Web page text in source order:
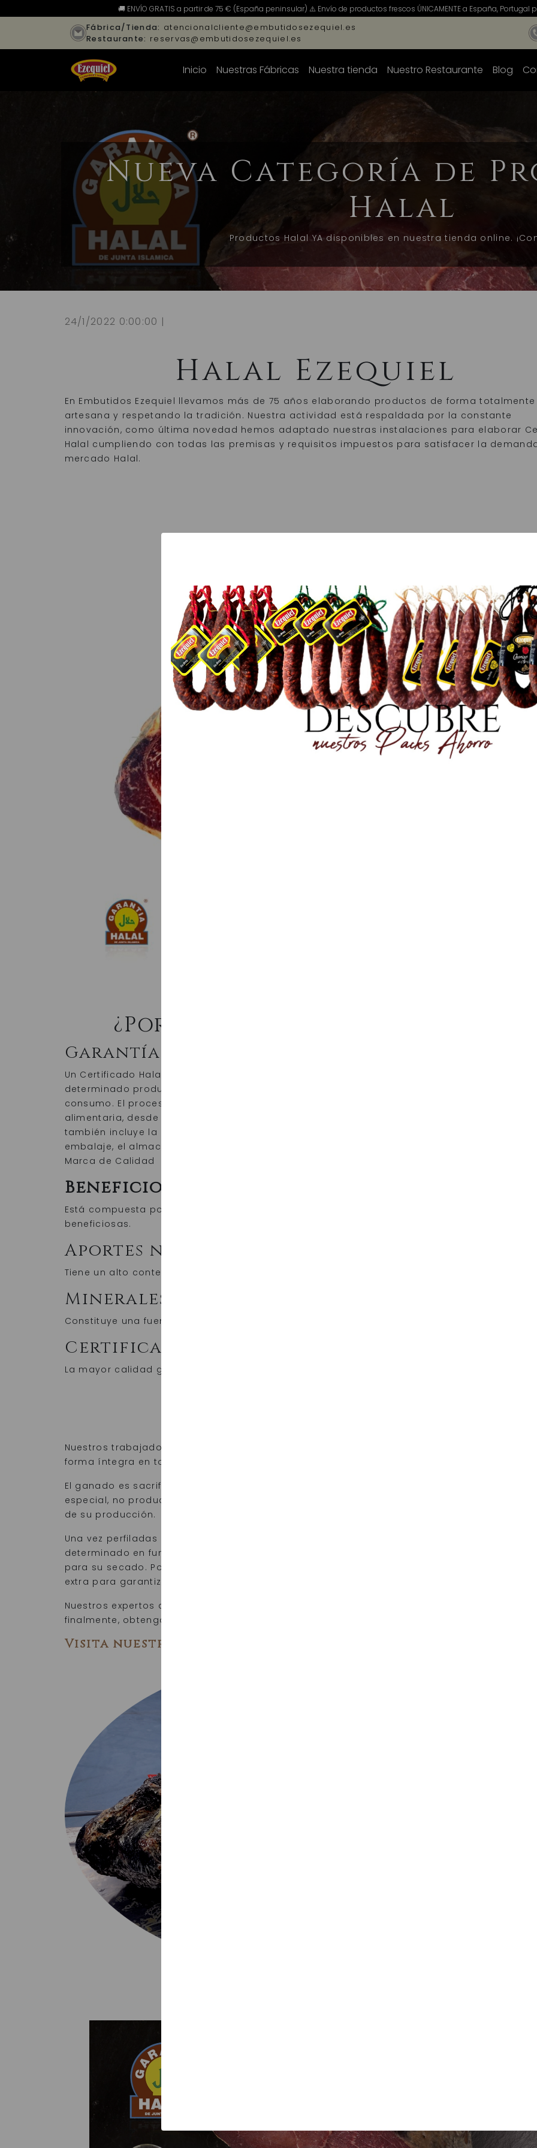
🚚 ENVÍO GRATIS a partir de 75 € (España peninsular) ⚠️ Envío de productos frescos ÚNICAMENTE a España,
Fábrica/Tienda: atencionalcliente@embutidosezequiel.es
Restaurante: reservas@embutidosezequiel.es
Inicio Nuestras Fábricas Nuestra tienda Nuestro Restaurante Blog
Nueva Categoría de
Halal
Productos Halal YA disponibles en nuestra tienda online.
24/1/2022 0:00:00 |
Halal Ezequiel
En Embutidos Ezequiel llevamos más de 75 años elaborando productos de forma totalmente
artesana y respetando la tradición. Nuestra actividad está respaldada por la constante
innovación, como última novedad hemos adaptado nuestras instalaciones para elaborar
Halal cumpliendo con todas las premisas y requisitos impuestos para satisfacer la
mercado Halal.
¿Por qué Cecina Halal Ezequiel?
Garantía Halal
Un Certificado Halal es un documento emitido por un organismo competente que certifica
determinado producto o servicio cumple con lo que establece la Ley Islámica (Sharia) para
consumo. El proceso de certificación del Instituto garantiza la trazabilidad completa de la
alimentaria, desde la granja hasta el plato. No solo cubre la verificación de los ingredientes,
también incluye la del proceso de producción, la higiene, la manipulación, los materiales de
embalaje, el almacenamiento, el transporte y la distribución La Marca de Garantía Halal es
Marca de Calidad
Beneficios
Está compuesta por un 90% de proteína animal, lo que le otorga numerosas propiedades
beneficiosas.
Aportes nutricionales
Tiene un alto contenido en zinc, con un importante aporte de vitamina B12.
Minerales
Constituye una fuente de minerales como el hierro y el fósforo.
Certificado I.G.P. Cecina de León
La mayor calidad garantizada en la materia prima, el proceso productivo y nuestro
Nuestros trabajadores velan diariamente para asegurar el cumplimiento de los requisitos
forma íntegra en todas las fases del proceso de elaboración.
El ganado es sacrificado bajo las condiciones requeridas y cada pieza queda sellada de
especial, no produciéndose contaminación cruzada con el resto de productos en ninguna
de su producción.
Una vez perfiladas las piezas, estas son saladas en contenedores exclusivos durante un
determinado en función de su tamaño. Al terminar esta fase, se lava la pieza y se cuelga al
para su secado. Por último, se ahúman durante 12/16 días y se sumergen en aceite de oliva
extra para garantizar su protección.
Nuestros expertos aseguran que las fases de salado, ahumado y curación sean óptimas
finalmente, obtengamos piezas jugosas con un sabor único y en el punto de salazón
Visita nuestra landing page